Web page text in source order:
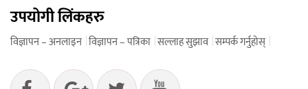
उपयोगी लिंकहरु
विज्ञापन – अनलाइन विज्ञापन – पत्रिका सल्लाह सुझाव सम्पर्क गर्नुहोस्